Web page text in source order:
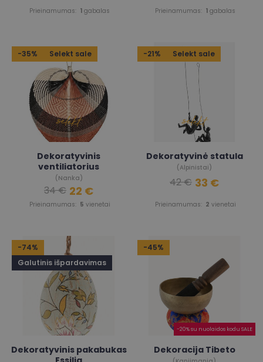
Prieinamumas: 1 gabalas Prieinamumas: 1 gabalas
-35% Selekt sale
Dekoratyvinis
ventiliatorius
(Nanka)
Prieinamumas: 5 vienetai
34 € 22 €
-21% Selekt sale
Dekoratyvinė statula
(Alpinistai)
Prieinamumas: 2 vienetai
42 € 33 €
-74%
Galutinis išpardavimas
Dekoratyvinis pakabukas
-45%
-20% su nuolaidos kodu SALE
Dekoracija Tibeto